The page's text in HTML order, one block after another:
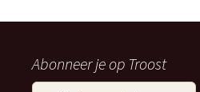
Abonneer je op Troost